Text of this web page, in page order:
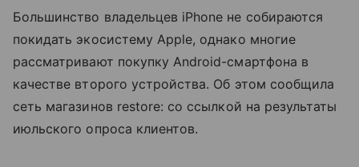
Большинство владельцев iPhone не собираются
покидать экосистему Apple, однако многие
рассматривают покупку Android-смартфона в
качестве второго устройства. Об этом сообщила
сеть магазинов restore: со ссылкой на результаты
июльского опроса клиентов.